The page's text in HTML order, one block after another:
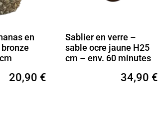
en
20,90 €
Sablier en verre –
sable ocre jaune H25
cm – env. 60 minutes
34,90 €